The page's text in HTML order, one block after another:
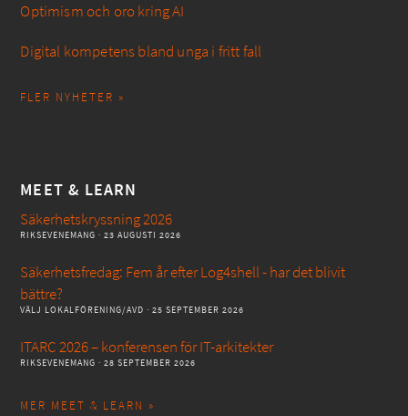
Optimism och oro kring AI
Digital kompetens bland unga i fritt fall
FLER NYHETER »
MEET & LEARN
Säkerhetskryssning 2026
RIKSEVENEMANG · 23 AUGUSTI 2026
Säkerhetsfredag: Fem år efter Log4shell - har det blivit
bättre?
VÄLJ LOKALFÖRENING/AVD · 25 SEPTEMBER 2026
ITARC 2026 – konferensen för IT-arkitekter
RIKSEVENEMANG · 28 SEPTEMBER 2026
MER MEET & LEARN »